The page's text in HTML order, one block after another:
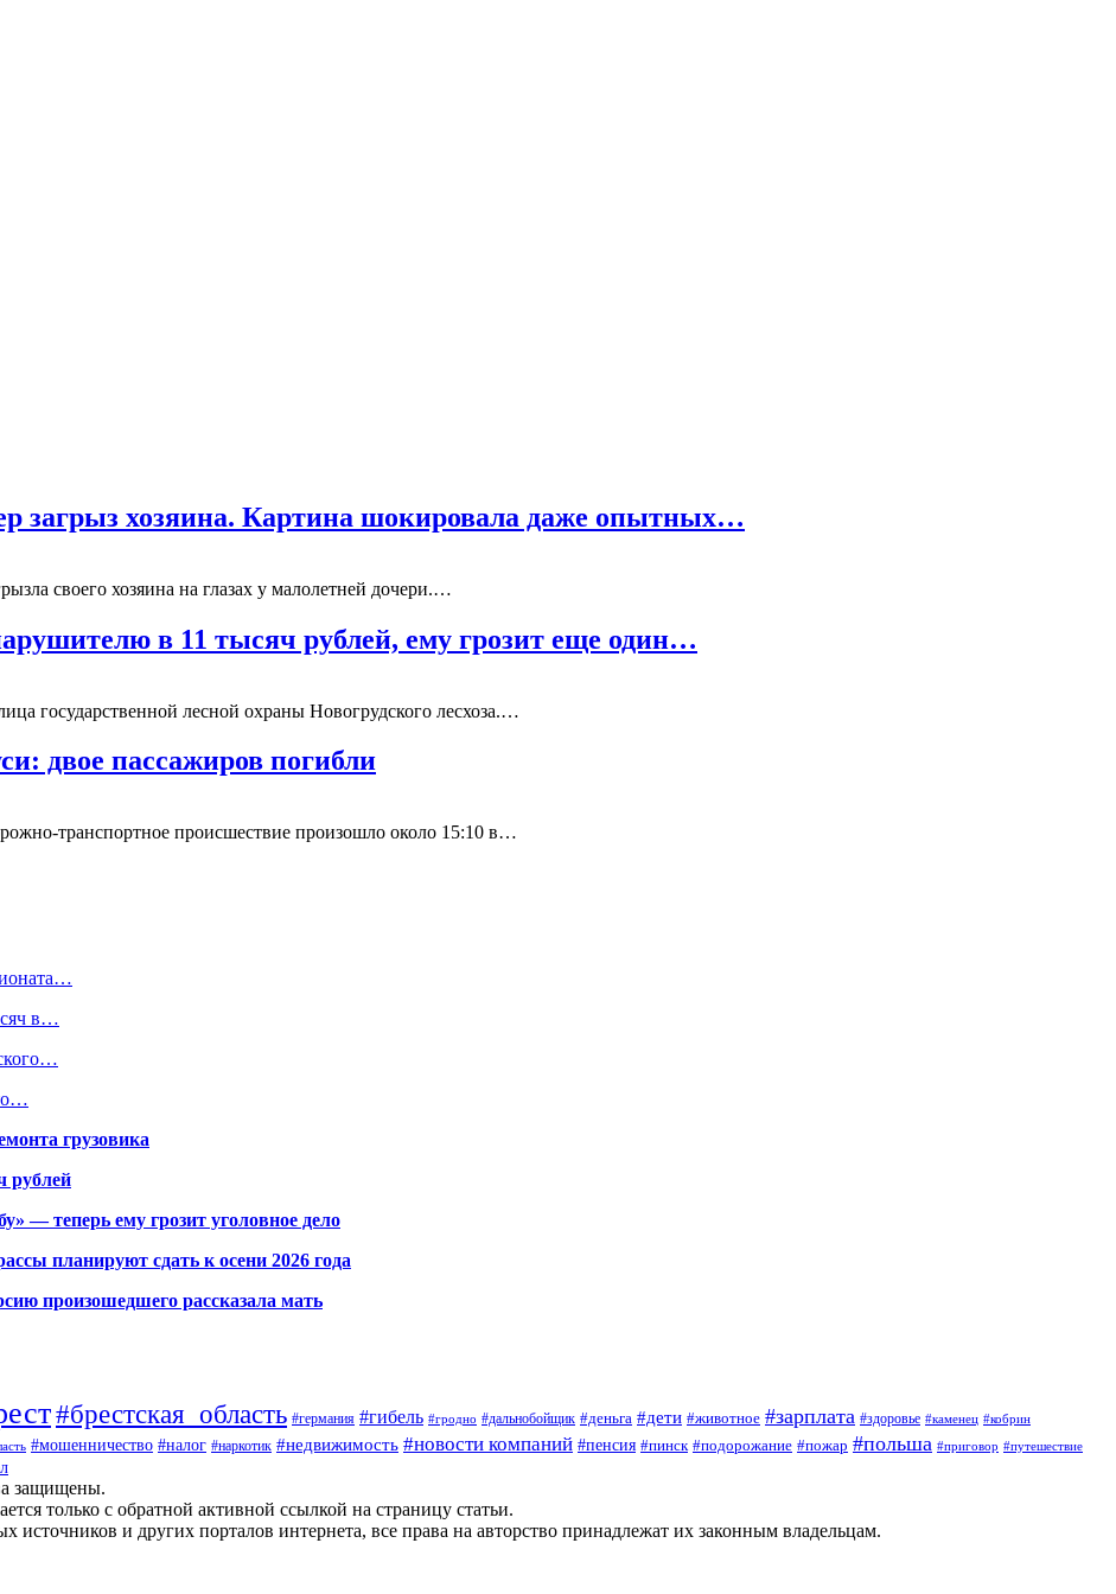
загрыз хозяина. Картина шокировала даже опытных…
своего хозяина на глазах у малолетней дочери.…
в 11 тысяч рублей, ему грозит еще один…
государственной лесной охраны Новогрудского лесхоза.…
двое пассажиров погибли
транспортное происшествие произошло около 15:10 в…
в…
грузовика
рублей
— теперь ему грозит уголовное дело
планируют сдать к осени 2026 года
произошедшего рассказала мать
#брестская_область #германия #гибель #гродно #дальнобойщик #деньга #дети #животное #зарплата #здоровье #каменец #кобрин
#мошенничество #налог #наркотик #недвижимость #новости компаний #пенсия #пинск #подорожание #пожар #польша #приговор #путешествие
защищены.
только с обратной активной ссылкой на страницу статьи.
источников и других порталов интернета, все права на авторство принадлежат их законным владельцам.